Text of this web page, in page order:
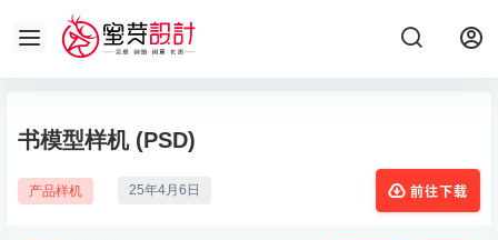
书模型样机 (PSD)
产品样机 25年4月6日 前往下载